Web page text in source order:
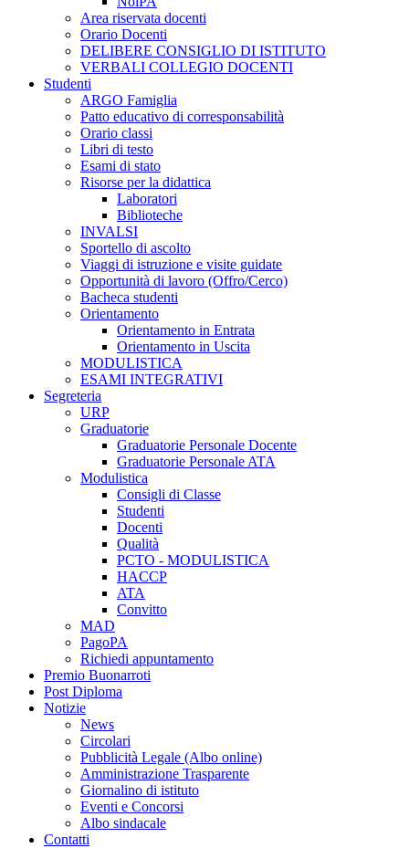
Area riservata docenti
Orario Docenti
DELIBERE CONSIGLIO DI ISTITUTO
VERBALI COLLEGIO DOCENTI
Studenti
ARGO Famiglia
Patto educativo di corresponsabilità
Orario classi
Libri di testo
Esami di stato
Risorse per la didattica
Laboratori
Biblioteche
INVALSI
Sportello di ascolto
Viaggi di istruzione e visite guidate
Opportunità di lavoro (Offro/Cerco)
Bacheca studenti
Orientamento
Orientamento in Entrata
Orientamento in Uscita
MODULISTICA
ESAMI INTEGRATIVI
Segreteria
URP
Graduatorie
Graduatorie Personale Docente
Graduatorie Personale ATA
Modulistica
Consigli di Classe
Studenti
Docenti
Qualità
PCTO - MODULISTICA
HACCP
ATA
Convitto
MAD
PagoPA
Richiedi appuntamento
Premio Buonarroti
Post Diploma
Notizie
News
Circolari
Pubblicità Legale (Albo online)
Amministrazione Trasparente
Giornalino di istituto
Eventi e Concorsi
Albo sindacale
Contatti